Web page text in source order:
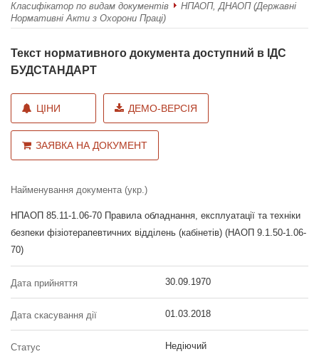
Класифікатор по видам документів
НПАОП, ДНАОП (Державні
Нормативні Акти з Охорони Праці)
Текст нормативного документа доступний в ІДС
БУДСТАНДАРТ
ЦІНИ ДЕМО-ВЕРСІЯ
ЗАЯВКА НА ДОКУМЕНТ
Найменування документа (укр.)
НПАОП 85.11-1.06-70 Правила обладнання, експлуатації та техніки
безпеки фізіотерапевтичних відділень (кабінетів) (НАОП 9.1.50-1.06-
70)
Дата прийняття 30.09.1970
Дата скасування дії 01.03.2018
Статус Недіючий